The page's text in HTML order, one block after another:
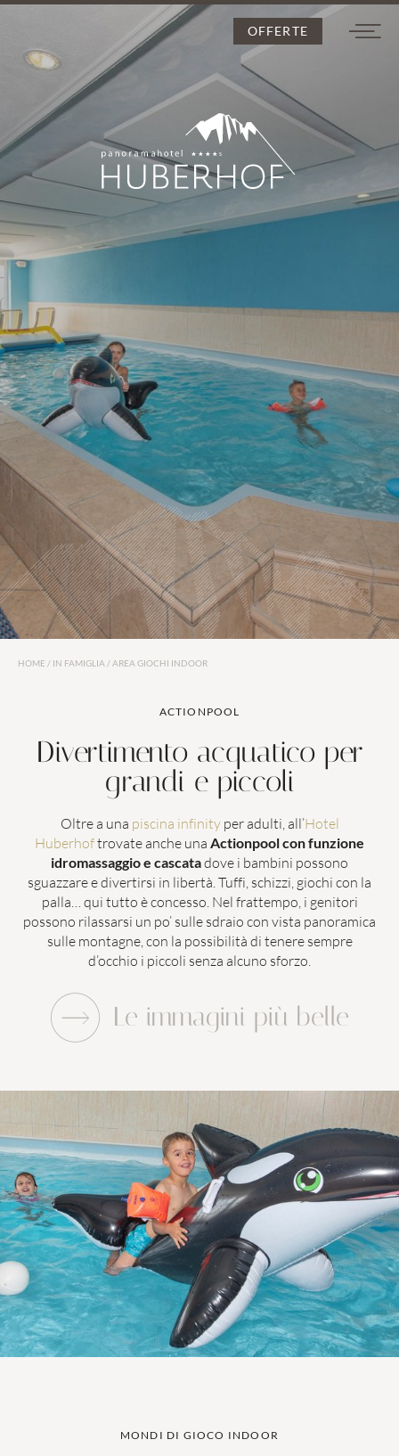
DE
L’Huberhof
Camere e prezzi
Wellness
Attività
In famiglia
Parco avventura all’aperto
Fattoria didattica
Area giochi indoor
Percorso panoramico
MONDO DI GIOCHI PER LE COPPIE
PISCINE LAST MINUTE
OFFERTE
HOME / IN FAMIGLIA /AREA GIOCHI INDOOR
ACTIONPOOL
Divertimento acquatico per
grandi e piccoli
Oltre a una piscina infinityper adulti, all’Hotel
Huberhoftrovate anche una Actionpool con funzione
idromassaggio e cascatadove i bambini possono
sguazzare e divertirsi in libertà. Tuffi, schizzi, giochi con la
palla… qui tutto è concesso. Nel frattempo, i genitori
possono rilassarsi un po’ sulle sdraio con vista panoramica
sulle montagne, con la possibilità di tenere sempre
d’occhio i piccoli senza alcuno sforzo.
Le immagini più belle
MONDI DI GIOCO INDOOR